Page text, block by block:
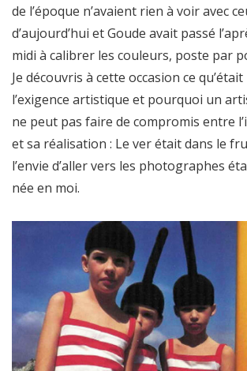
de l’époque n’avaient rien à voir avec
d’aujourd’hui et Goude avait passé
midi à calibrer les couleurs, poste par
Je découvris à cette occasion ce qu’était
l’exigence artistique et pourquoi un
ne peut pas faire de compromis entre
et sa réalisation : Le ver était dans le
l’envie d’aller vers les photographes
née en moi.